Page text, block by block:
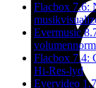
Flacbox 7.6:
Evermusic
Flacbox 7.4:
Hi-Res-lyd
Evervideo